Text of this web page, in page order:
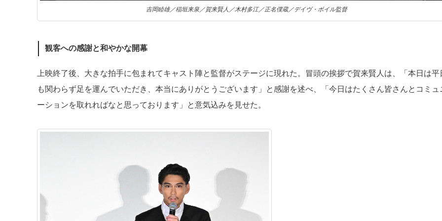
吉岡睦雄／稲垣来泉／賀来賢人／木村多江／正名僕蔵／デイヴ・ボイル監督
観客への感謝と和やかな開幕
上映終了後、大きな拍手に包まれてキャスト陣と監督がステージに現れた。冒頭の挨拶で賀来賢人は、「本日は平
も関わらず足を運んでいただき、本当にありがとうございます」と感謝を述べ、「今日はたくさん皆さんとコミュ
ーションを取れればなと思っております」と意気込みを見せた。